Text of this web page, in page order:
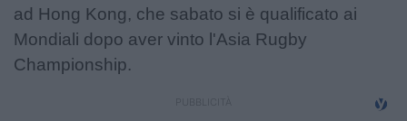
Rugby in TV
Mercato
ad Hong Kong, che sabato si è qualificato ai
Mondiali dopo aver vinto l'Asia Rugby
Championship.